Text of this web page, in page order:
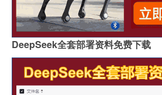
DeepSeek全套部署资料免费下载